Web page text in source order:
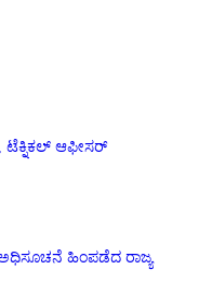
ಟೆಕ್ನಿಕಲ್ ಆಫೀಸರ್
ಅಧಿಸೂಚನೆ ಹಿಂಪಡೆದ ರಾಜ್ಯ